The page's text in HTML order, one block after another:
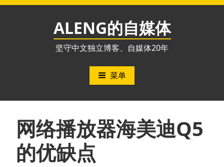
跳
ALENG的自媒体
坚守中文独立博客、自媒体20年
菜单
网络播放器海美迪Q5
的优缺点